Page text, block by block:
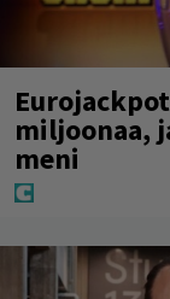
miljoonaa,
meni